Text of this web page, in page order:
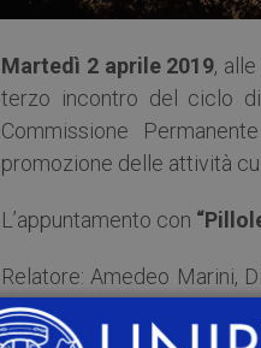
Martedì 2 aprile 2019, alle
terzo incontro del ciclo
Commissione
promozione delle attività
L’appuntamento con
Relatore: Amedeo Marini,
di Pavia